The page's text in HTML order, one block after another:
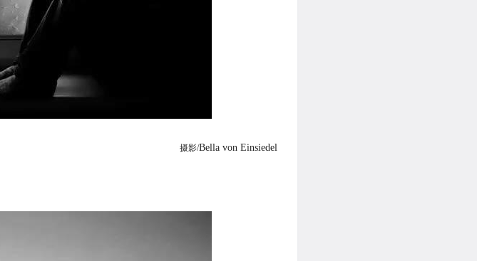
摄影/Bella von Einsiedel